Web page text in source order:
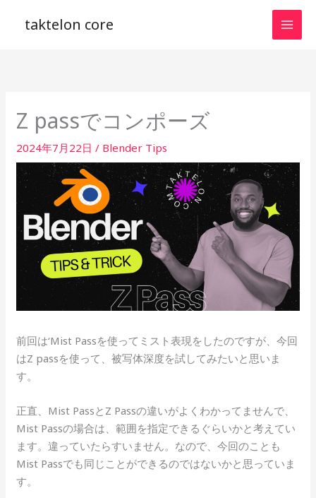
taktelon core
Z passでコンポーズ
2024年7月22日/ Blender Tips
前回は‘Mist Passを使ってミスト表現をしたのですが、今回
はZ passを使って、被写体深度を試してみたいと思いま
す。
正直、Mist PassとZ Passの違いがよくわかってませんで、
Mist Passの場合は、範囲を指定できるぐらいかと考えてい
ます。違っていたらすいません。なので、今回のことも
Mist Passでも同じことができるのではないかと思っていま
す。